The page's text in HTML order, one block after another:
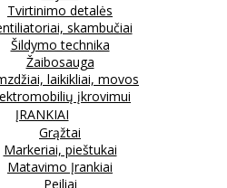
Tvirtinimo detalės
skambučiai
Šildymo technika
Žaibosauga
laikikliai, movos
įkrovimui
ĮRANKIAI
Grąžtai
Markeriai, pieštukai
Matavimo Įrankiai
Peiliai